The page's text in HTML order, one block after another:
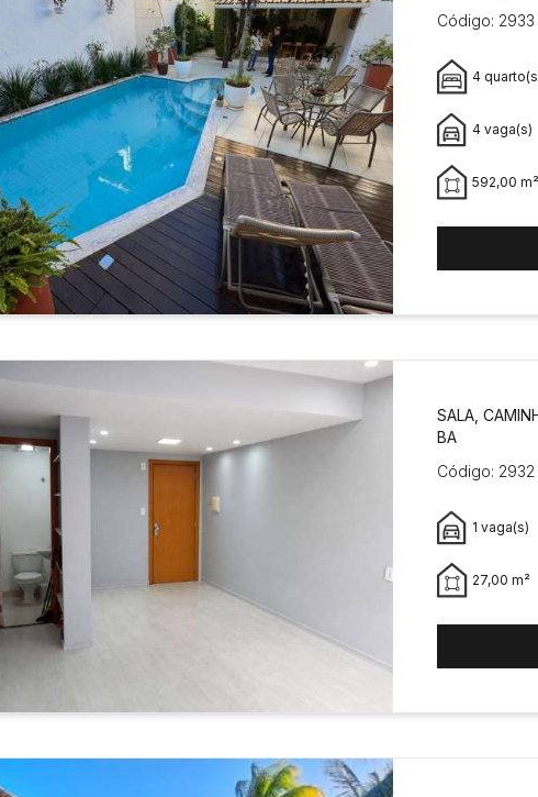
Código: 2933
4
4 vaga(s)
592,00 m²
SALA,
BA
Código: 2932
1 vaga(s)
27,00 m²